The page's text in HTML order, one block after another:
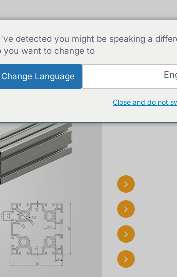
detected you might be speaking a
you want to change to:
Change Language
Close and do not